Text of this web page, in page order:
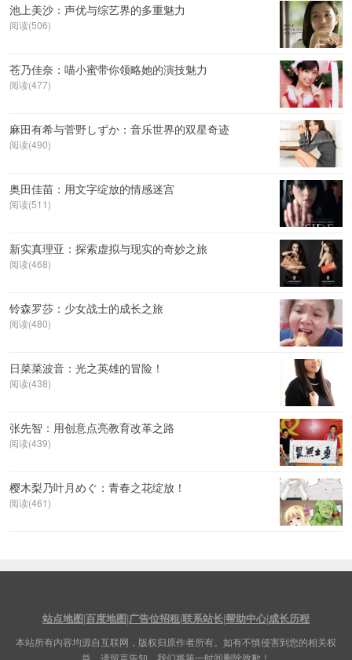
池上美沙：声优与综艺界的多重魅力
阅读(506)
苍乃佳奈：喵小蜜带你领略她的演技魅力
阅读(477)
麻田有希与菅野しずか：音乐世界的双星奇迹
阅读(490)
奥田佳苗：用文字绽放的情感迷宫
阅读(511)
新实真理亚：探索虚拟与现实的奇妙之旅
阅读(468)
铃森罗莎：少女战士的成长之旅
阅读(480)
日菜菜波音：光之英雄的冒险！
阅读(438)
张先智：用创意点亮教育改革之路
阅读(439)
樱木梨乃叶月めぐ：青春之花绽放！
阅读(461)
站点地图|百度地图|广告位招租|联系站长|帮助中心|成长历程
本站所有内容均源自互联网，版权归原作者所有。如有不慎侵害到您的相关权
益，请留言告知，我们将第一时间删除致歉！